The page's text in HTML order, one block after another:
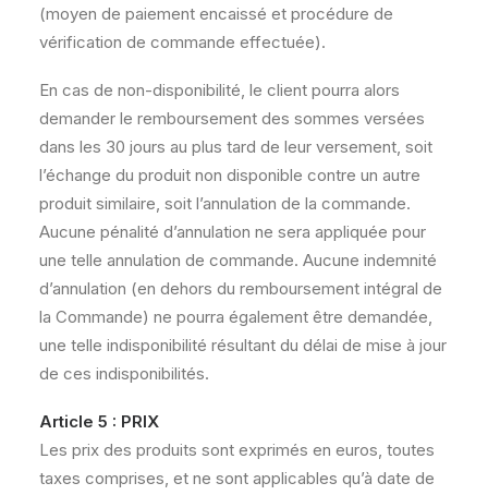
(moyen de paiement encaissé et procédure de
vérification de commande effectuée).
En cas de non-disponibilité, le client pourra alors
demander le remboursement des sommes versées
dans les 30 jours au plus tard de leur versement, soit
l’échange du produit non disponible contre un autre
produit similaire, soit l’annulation de la commande.
Aucune pénalité d’annulation ne sera appliquée pour
une telle annulation de commande. Aucune indemnité
d’annulation (en dehors du remboursement intégral de
la Commande) ne pourra également être demandée,
une telle indisponibilité résultant du délai de mise à jour
de ces indisponibilités.
Article 5 : PRIX
Les prix des produits sont exprimés en euros, toutes
taxes comprises, et ne sont applicables qu’à date de